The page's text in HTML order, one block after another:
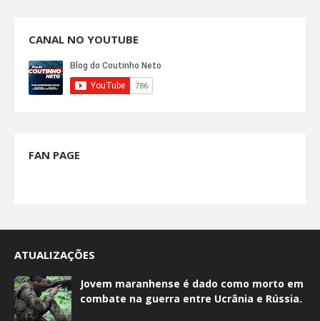
CANAL NO YOUTUBE
FAN PAGE
ATUALIZAÇÕES
Jovem maranhense é dado como morto em
combate na guerra entre Ucrânia e Rússia.